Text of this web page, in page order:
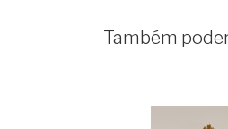
Também